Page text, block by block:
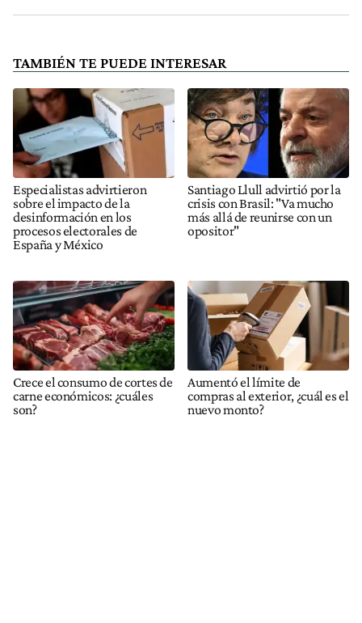
TAMBIÉN TE PUEDE INTERESAR
Especialistas advirtieron
sobre el impacto de la
desinformación en los
procesos electorales de
España y México
Santiago Llull advirtió por la
crisis con Brasil: "Va mucho
más allá de reunirse con un
opositor"
Crece el consumo de cortes de
carne económicos: ¿cuáles
son?
Aumentó el límite de
compras al exterior, ¿cuál es el
nuevo monto?